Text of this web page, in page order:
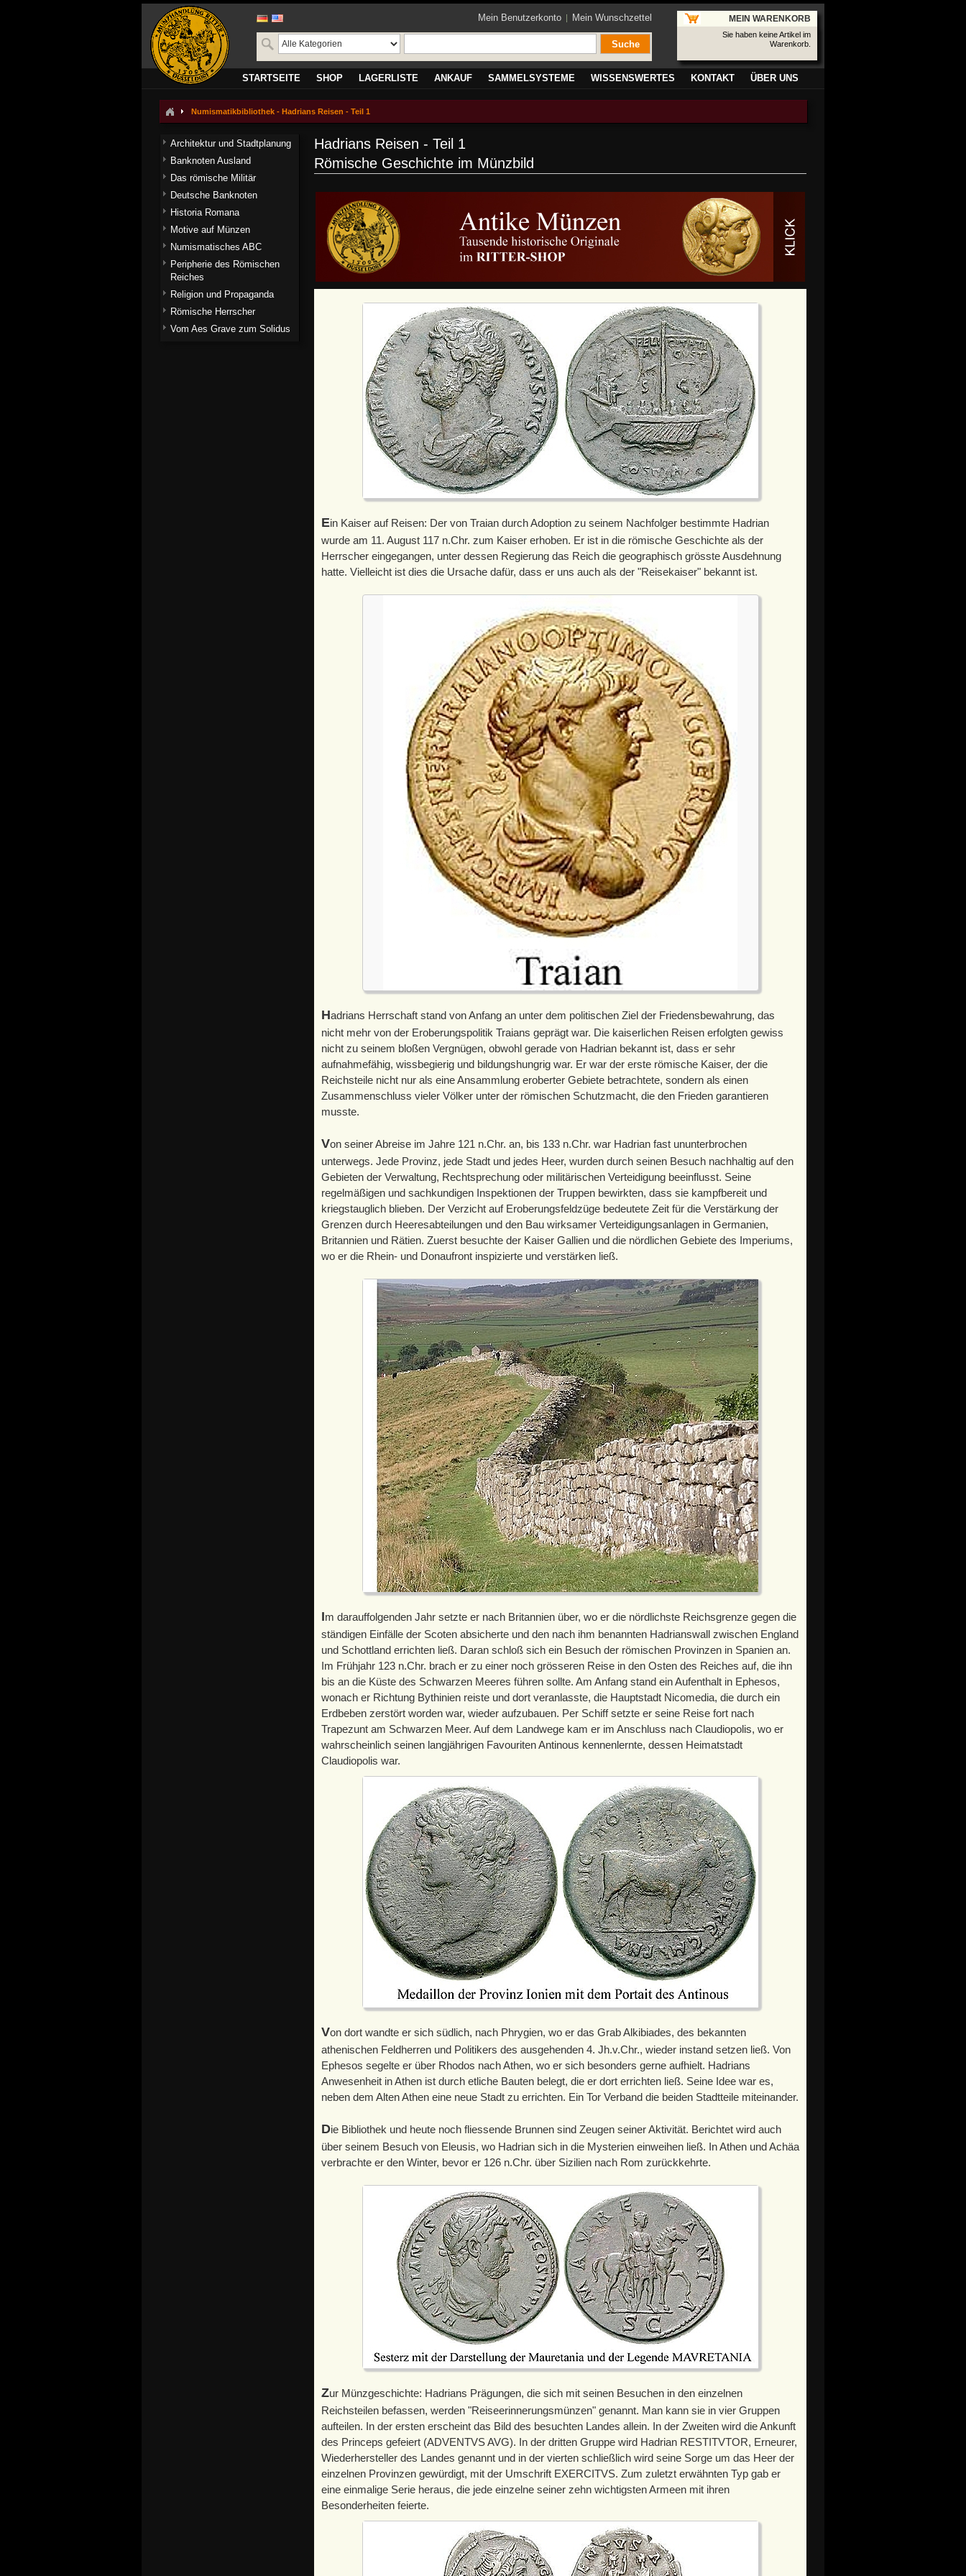
Mein Benutzerkonto Mein Wunschzettel
Suche
MEIN WARENKORB
Sie haben keine Artikel im
Warenkorb.
STARTSEITE SHOP LAGERLISTE ANKAUF SAMMELSYSTEME WISSENSWERTES KONTAKT ÜBER UNS
Numismatikbibliothek - Hadrians Reisen - Teil 1
Hadrians Reisen - Teil 1
Römische Geschichte im Münzbild
Ein Kaiser auf Reisen: Der von Traian durch Adoption zu seinem Nachfolger bestimmte Hadrian
wurde am 11. August 117 n.Chr. zum Kaiser erhoben. Er ist in die römische Geschichte als der
Herrscher eingegangen, unter dessen Regierung das Reich die geographisch grösste Ausdehnung
hatte. Vielleicht ist dies die Ursache dafür, dass er uns auch als der "Reisekaiser" bekannt ist.
Hadrians Herrschaft stand von Anfang an unter dem politischen Ziel der Friedensbewahrung, das
nicht mehr von der Eroberungspolitik Traians geprägt war. Die kaiserlichen Reisen erfolgten gewiss
nicht zu seinem bloßen Vergnügen, obwohl gerade von Hadrian bekannt ist, dass er sehr
aufnahmefähig, wissbegierig und bildungshungrig war. Er war der erste römische Kaiser, der die
Reichsteile nicht nur als eine Ansammlung eroberter Gebiete betrachtete, sondern als einen
Zusammenschluss vieler Völker unter der römischen Schutzmacht, die den Frieden garantieren
musste.
Von seiner Abreise im Jahre 121 n.Chr. an, bis 133 n.Chr. war Hadrian fast ununterbrochen
unterwegs. Jede Provinz, jede Stadt und jedes Heer, wurden durch seinen Besuch nachhaltig auf den
Gebieten der Verwaltung, Rechtsprechung oder militärischen Verteidigung beeinflusst. Seine
regelmäßigen und sachkundigen Inspektionen der Truppen bewirkten, dass sie kampfbereit und
kriegstauglich blieben. Der Verzicht auf Eroberungsfeldzüge bedeutete Zeit für die Verstärkung der
Grenzen durch Heeresabteilungen und den Bau wirksamer Verteidigungsanlagen in Germanien,
Britannien und Rätien. Zuerst besuchte der Kaiser Gallien und die nördlichen Gebiete des Imperiums,
wo er die Rhein- und Donaufront inspizierte und verstärken ließ.
Im darauffolgenden Jahr setzte er nach Britannien über, wo er die nördlichste Reichsgrenze gegen die
ständigen Einfälle der Scoten absicherte und den nach ihm benannten Hadrianswall zwischen England
und Schottland errichten ließ. Daran schloß sich ein Besuch der römischen Provinzen in Spanien an.
Im Frühjahr 123 n.Chr. brach er zu einer noch grösseren Reise in den Osten des Reiches auf, die ihn
bis an die Küste des Schwarzen Meeres führen sollte. Am Anfang stand ein Aufenthalt in Ephesos,
wonach er Richtung Bythinien reiste und dort veranlasste, die Hauptstadt Nicomedia, die durch ein
Erdbeben zerstört worden war, wieder aufzubauen. Per Schiff setzte er seine Reise fort nach
Trapezunt am Schwarzen Meer. Auf dem Landwege kam er im Anschluss nach Claudiopolis, wo er
wahrscheinlich seinen langjährigen Favouriten Antinous kennenlernte, dessen Heimatstadt
Claudiopolis war.
Von dort wandte er sich südlich, nach Phrygien, wo er das Grab Alkibiades, des bekannten
athenischen Feldherren und Politikers des ausgehenden 4. Jh.v.Chr., wieder instand setzen ließ. Von
Ephesos segelte er über Rhodos nach Athen, wo er sich besonders gerne aufhielt. Hadrians
Anwesenheit in Athen ist durch etliche Bauten belegt, die er dort errichten ließ. Seine Idee war es,
neben dem Alten Athen eine neue Stadt zu errichten. Ein Tor Verband die beiden Stadtteile miteinander.
Die Bibliothek und heute noch fliessende Brunnen sind Zeugen seiner Aktivität. Berichtet wird auch
über seinem Besuch von Eleusis, wo Hadrian sich in die Mysterien einweihen ließ. In Athen und Achäa
verbrachte er den Winter, bevor er 126 n.Chr. über Sizilien nach Rom zurückkehrte.
Zur Münzgeschichte: Hadrians Prägungen, die sich mit seinen Besuchen in den einzelnen
Reichsteilen befassen, werden "Reiseerinnerungsmünzen" genannt. Man kann sie in vier Gruppen
aufteilen. In der ersten erscheint das Bild des besuchten Landes allein. In der Zweiten wird die Ankunft
des Princeps gefeiert (ADVENTVS AVG). In der dritten Gruppe wird Hadrian RESTITVTOR, Erneurer,
Wiederhersteller des Landes genannt und in der vierten schließlich wird seine Sorge um das Heer der
einzelnen Provinzen gewürdigt, mit der Umschrift EXERCITVS. Zum zuletzt erwähnten Typ gab er
eine einmalige Serie heraus, die jede einzelne seiner zehn wichtigsten Armeen mit ihren
Besonderheiten feierte.
Architektur und Stadtplanung
Banknoten Ausland
Das römische Militär
Deutsche Banknoten
Historia Romana
Motive auf Münzen
Numismatisches ABC
Peripherie des Römischen
Reiches
Religion und Propaganda
Römische Herrscher
Vom Aes Grave zum Solidus